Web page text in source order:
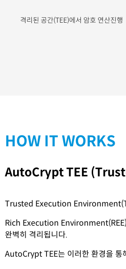
격리된 공간(TEE)에서 암호 연산진행
HOW IT WORKS
AutoCrypt TEE
Trusted Execution
Rich Execution Environment(REE)
완벽히 격리됩니다.
AutoCrypt TEE는 이러한 환경을 통